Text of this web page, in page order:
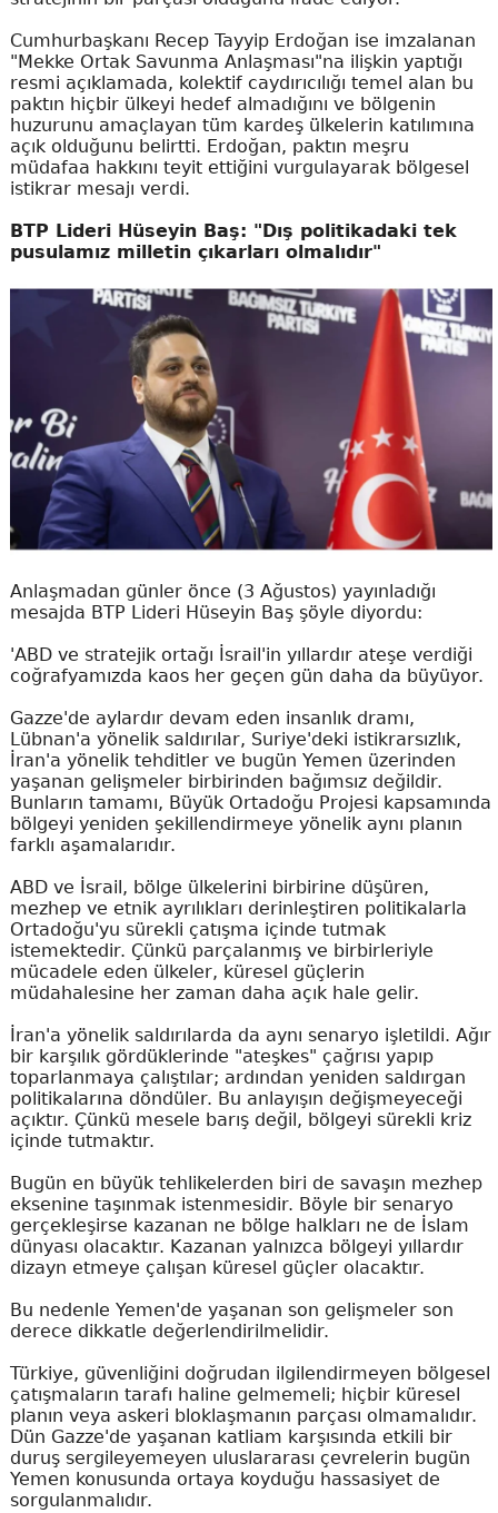
Cumhurbaşkanı Recep Tayyip Erdoğan ise imzalanan
"Mekke Ortak Savunma Anlaşması"na ilişkin yaptığı
resmi açıklamada, kolektif caydırıcılığı temel alan bu
paktın hiçbir ülkeyi hedef almadığını ve bölgenin
huzurunu amaçlayan tüm kardeş ülkelerin katılımına
açık olduğunu belirtti. Erdoğan, paktın meşru
müdafaa hakkını teyit ettiğini vurgulayarak bölgesel
istikrar mesajı verdi.
BTP Lideri Hüseyin Baş: "Dış politikadaki tek
pusulamız milletin çıkarları olmalıdır"
Anlaşmadan günler önce (3 Ağustos) yayınladığı
mesajda BTP Lideri Hüseyin Baş şöyle diyordu:
'ABD ve stratejik ortağı İsrail'in yıllardır ateşe verdiği
coğrafyamızda kaos her geçen gün daha da büyüyor.
Gazze'de aylardır devam eden insanlık dramı,
Lübnan'a yönelik saldırılar, Suriye'deki istikrarsızlık,
İran'a yönelik tehditler ve bugün Yemen üzerinden
yaşanan gelişmeler birbirinden bağımsız değildir.
Bunların tamamı, Büyük Ortadoğu Projesi kapsamında
bölgeyi yeniden şekillendirmeye yönelik aynı planın
farklı aşamalarıdır.
ABD ve İsrail, bölge ülkelerini birbirine düşüren,
mezhep ve etnik ayrılıkları derinleştiren politikalarla
Ortadoğu'yu sürekli çatışma içinde tutmak
istemektedir. Çünkü parçalanmış ve birbirleriyle
mücadele eden ülkeler, küresel güçlerin
müdahalesine her zaman daha açık hale gelir.
İran'a yönelik saldırılarda da aynı senaryo işletildi. Ağır
bir karşılık gördüklerinde "ateşkes" çağrısı yapıp
toparlanmaya çalıştılar; ardından yeniden saldırgan
politikalarına döndüler. Bu anlayışın değişmeyeceği
açıktır. Çünkü mesele barış değil, bölgeyi sürekli kriz
içinde tutmaktır.
Bugün en büyük tehlikelerden biri de savaşın mezhep
eksenine taşınmak istenmesidir. Böyle bir senaryo
gerçekleşirse kazanan ne bölge halkları ne de İslam
dünyası olacaktır. Kazanan yalnızca bölgeyi yıllardır
dizayn etmeye çalışan küresel güçler olacaktır.
Bu nedenle Yemen'de yaşanan son gelişmeler son
derece dikkatle değerlendirilmelidir.
Türkiye, güvenliğini doğrudan ilgilendirmeyen bölgesel
çatışmaların tarafı haline gelmemeli; hiçbir küresel
planın veya askeri bloklaşmanın parçası olmamalıdır.
Dün Gazze'de yaşanan katliam karşısında etkili bir
duruş sergileyemeyen uluslararası çevrelerin bugün
Yemen konusunda ortaya koyduğu hassasiyet de
sorgulanmalıdır.